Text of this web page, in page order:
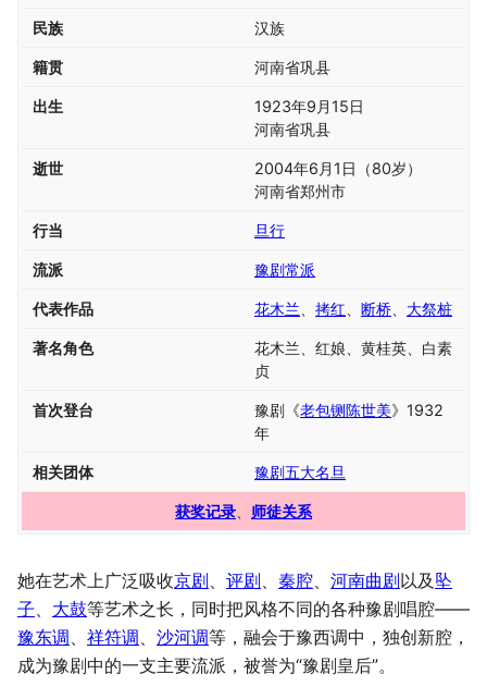
民族 汉族
籍贯 河南省巩县
出生
1923年9月15日
河南省巩县
逝世 2004年6月1日
（80岁）
河南省郑州市
行当 旦行
流派 豫剧常派
代表作品 花木兰、 拷红、 断桥、 大祭桩
著名角色
花木兰、红娘、黄桂英、白素
贞
首次登台 豫剧《老包铡陈世美》1932
年
相关团体 豫剧五大名旦
获奖记录、 师徒关系
她在艺术上广泛吸收京剧、 评剧、 秦腔、 河南曲剧以及 坠
子、 大鼓等艺术之长，同时把风格不同的各种豫剧唱腔——
豫东调、 祥符调、 沙河调等，融会于豫西调中，独创新腔，
成为豫剧中的一支主要流派，被誉为“豫剧皇后”。